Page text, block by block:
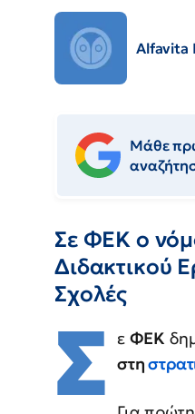
Alfavita
Μάθε
Σε ΦΕΚ ο
Διδακτικού
Σχολές
Σ ε ΦΕΚ
στη